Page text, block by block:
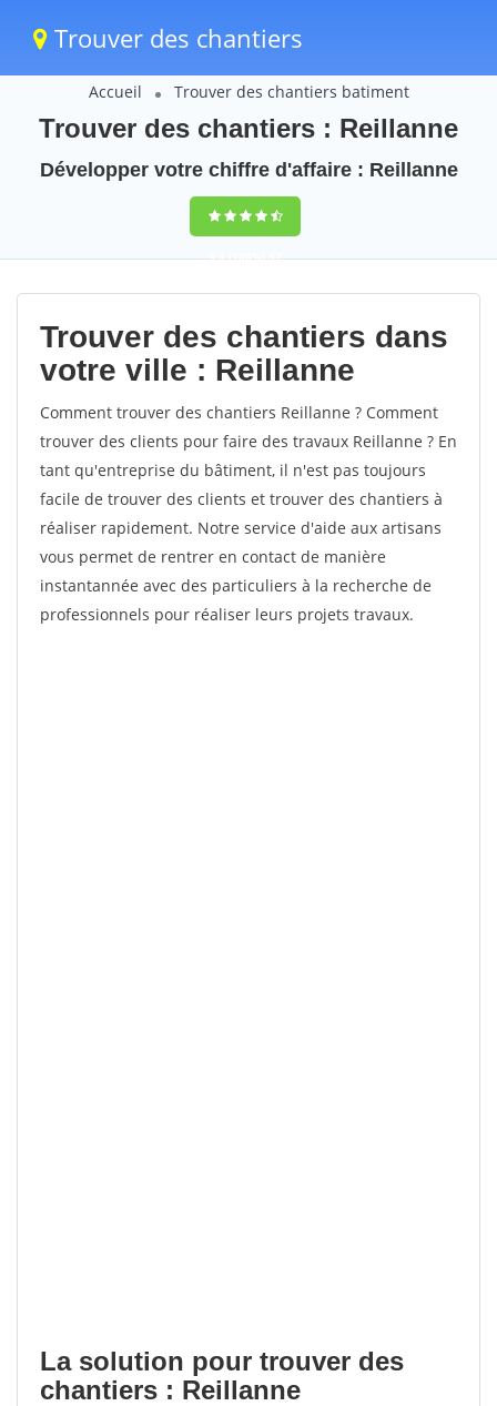
Trouver des chantiers
Accueil Trouver des chantiers batiment
Trouver des chantiers : Reillanne
Développer votre chiffre d'affaire : Reillanne
9,5(100%)57
votes
Trouver des chantiers dans
votre ville : Reillanne
Comment trouver des chantiers Reillanne ? Comment
trouver des clients pour faire des travaux Reillanne ? En
tant qu'entreprise du bâtiment, il n'est pas toujours
facile de trouver des clients et trouver des chantiers à
réaliser rapidement. Notre service d'aide aux artisans
vous permet de rentrer en contact de manière
instantannée avec des particuliers à la recherche de
professionnels pour réaliser leurs projets travaux.
La solution pour trouver des
chantiers : Reillanne